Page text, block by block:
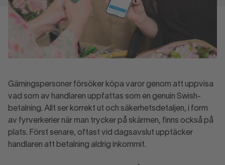
Gärningspersoner försöker köpa varor genom att uppvisa
vad som av handlaren uppfattas som en genuin Swish-
betalning. Allt ser korrekt ut och säkerhetsdetaljen, i form
av fyrverkerier när man trycker på skärmen, finns också på
plats. Först senare, oftast vid dagsavslut upptäcker
handlaren att betalning aldrig inkommit.